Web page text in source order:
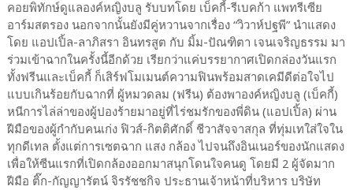
คอยพิทักษ์ดูแลองค์หญิงบลู รับบทโดย เบ็คกี้-รีเบคก้า แพทรีเซีย
อาร์มสตรอง นอกจากนั้นยังมีคู่หวานจากเรื่อง “วิวาห์ปฐพี” นำแสดง
โดย แอปเปิ้ล-ลาภิสรา อินทรสูต กับ มิ้ม-ปัณฑิตา เจนเจริญธรรม มา
ร่วมเข้าฉากในครั้งนี้อีกด้วย เรียกว่าแค่บรรยากาศเปิดกล่องวันแรก
ทั้งฟรีนและเบ็คกี้ ก็เสิร์ฟโมเมนต์ความฟินพร้อมสาดเคมีดีต่อใจไป
แบบเกินร้อยกับฉากที่ ผู้หมวดลม (ฟรีน) ต้องพาองค์หญิงบลู (เบ็คกี้)
หนีการไล่ล่าของผู้ปองร้ายมาอยู่ที่ไร่ชมรักของพี่ดิน (แอปเปิ้ล) ผ่าน
ฝีมือของผู้กำกับคนเก่ง ฟิวส์-กิตติศักดิ์ ชีวาสัจจาสกุล ที่ทุ่มเทใส่ใจใน
ทุกดีเทล ตั้งแต่การเซตฉาก แสง กล้อง ไปจนถึงอินเนอร์ของนักแสดง
เพื่อให้ซีนแรกที่เปิดกล้องออกมาสนุกโดนใจคนดู โดยมี 2 ผู้จัดมาก
ฝีมือ ติ๊ก-กัญญารัตน์ จิรรัชชกิจ ประธานเจ้าหน้าที่บริหาร บริษัท